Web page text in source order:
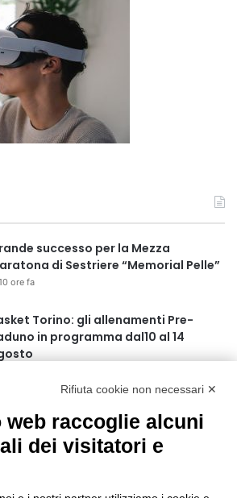
successo per la Mezza
di Sestriere “Memorial Pelle”
ore fa
Torino: gli allenamenti Pre-
in programma dal10 al 14
anni di INFN. La comunità, la storia, il
della ricerca in fisica
in Italia
ore fa
pieno della stagione turistica
Rifiuta cookie non necessari ✕
web raccoglie alcuni
dei visitatori e